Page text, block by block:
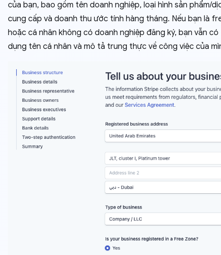
của bạn, bao gồm tên doanh nghiệp, loại hình sản phẩm/
cung cấp và doanh thu ước tính hàng tháng. Nếu bạn là
hoặc cá nhân không có doanh nghiệp đăng ký, bạn vẫn
dụng tên cá nhân và mô tả trung thực về công việc của